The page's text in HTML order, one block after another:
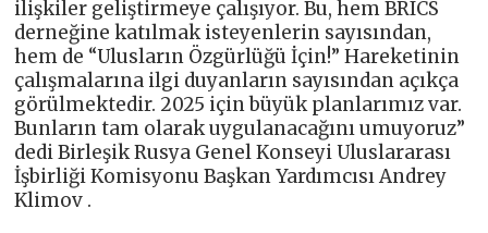
ilişkiler geliştirmeye çalışıyor. Bu, hem BRICS
derneğine katılmak isteyenlerin sayısından,
hem de “Ulusların Özgürlüğü İçin!” Hareketinin
çalışmalarına ilgi duyanların sayısından açıkça
görülmektedir. 2025 için büyük planlarımız var.
Bunların tam olarak uygulanacağını umuyoruz”
dedi Birleşik Rusya Genel Konseyi Uluslararası
İşbirliği Komisyonu Başkan Yardımcısı Andrey
Klimov .